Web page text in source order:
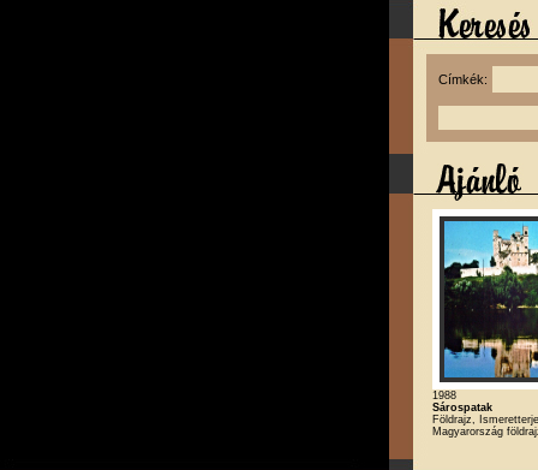
Címkék:
1988
Sárospatak
Földrajz,
Magyarország